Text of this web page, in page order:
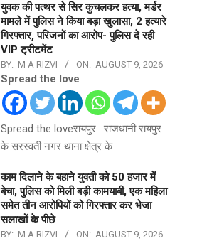
युवक की पत्थर से सिर कुचलकर हत्या, मर्डर
मामले में पुलिस ने किया बड़ा खुलासा, 2 हत्यारे
गिरफ्तार, परिजनों का आरोप- पुलिस दे रही
VIP ट्रीटमेंट
BY: M A RIZVI ON: AUGUST 9, 2026
Spread the love
Spread the loveरायपुर : राजधानी रायपुर
के सरस्वती नगर थाना क्षेत्र के
काम दिलाने के बहाने युवती को 50 हजार में
बेचा, पुलिस को मिली बड़ी कामयाबी, एक महिला
समेत तीन आरोपियों को गिरफ्तार कर भेजा
सलाखों के पीछे
BY: M A RIZVI ON: AUGUST 9, 2026